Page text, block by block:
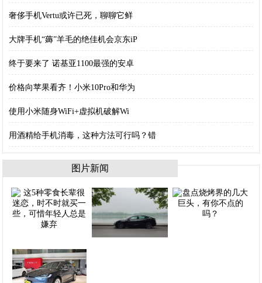
奢侈手机Vertu或许已死，聊聊它鲜
大牌手机“薅”羊毛的绝佳机会京东iP
终于要来了 诺基亚1100最强的安卓
价格向苹果看齐！小米10Pro和华为
使用小米随身WiFi+虚拟机破解Wi
用酒精给手机消毒，这种方法可行吗？错
图片新闻